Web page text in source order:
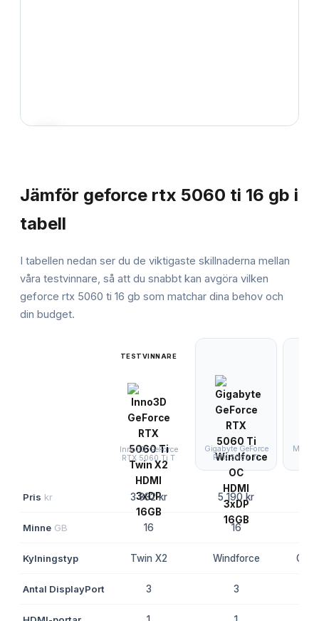
Jämför geforce rtx 5060 ti 16 gb i
tabell
I tabellen nedan ser du de viktigaste skillnaderna mellan
våra testvinnare, så att du snabbt kan avgöra vilken
geforce rtx 5060 ti 16 gb som matchar dina behov och
din budget.
TESTVINNARE
Inno3D GeForce
RTX 5060 Ti T
Gigabyte GeForce
RTX 5060 Ti
MSI
Pris kr 3 832 kr 5 190 kr
Minne GB 16 16
Kylningstyp Twin X2 Windforce
Antal DisplayPort 3 3